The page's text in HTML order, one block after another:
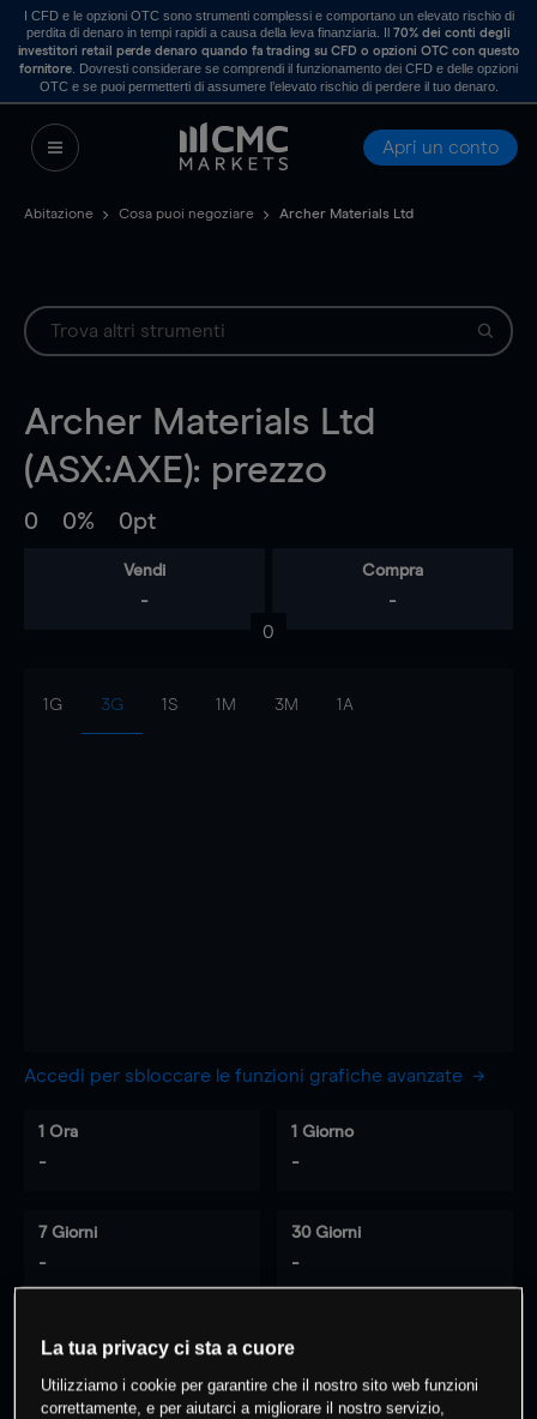
I CFD e le opzioni OTC sono strumenti complessi e comportano un elevato rischio di
perdita di denaro in tempi rapidi a causa della leva finanziaria. Il70% dei conti degli
investitori retail perde denaro quando fa trading su CFD o opzioni OTC con questo
fornitore . Dovresti considerare se comprendi il funzionamento dei CFD e delle opzioni
OTC e se puoi permetterti di assumere l’elevato rischio di perdere il tuo denaro.
Apri un conto
Abitazione Cosa puoi negoziare Archer Materials Ltd
Archer Materials Ltd
(ASX:AXE): prezzo
0 0% 0pt
Vendi
-
Compra
-
0
1G 3G 1S 1M 3M 1A
Accedi per sbloccare le funzioni grafiche avanzate
1 Ora
-
1 Giorno
-
7 Giorni
-
30 Giorni
-
% dei clienti hanno posizioni
questo prodotto
La tua privacy ci sta a cuore
Utilizziamo i cookie per garantire che il nostro sito web funzioni
correttamente, e per aiutarci a migliorare il nostro servizio,